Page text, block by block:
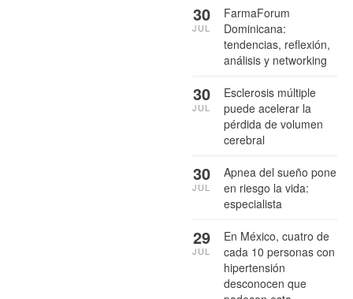
FarmaForum
Dominicana:
tendencias, reflexión,
análisis y networking
30
JUL
Esclerosis múltiple
puede acelerar la
pérdida de volumen
cerebral
30
JUL
Apnea del sueño pone
en riesgo la vida:
especialista
30
JUL
En México, cuatro de
cada 10 personas con
hipertensión
desconocen que
29
JUL